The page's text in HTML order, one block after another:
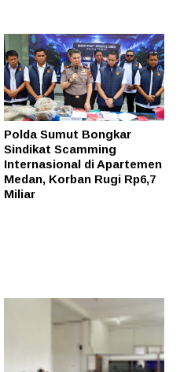
Polda Sumut Bongkar
Sindikat Scamming
Internasional di Apartemen
Medan, Korban Rugi Rp6,7
Miliar